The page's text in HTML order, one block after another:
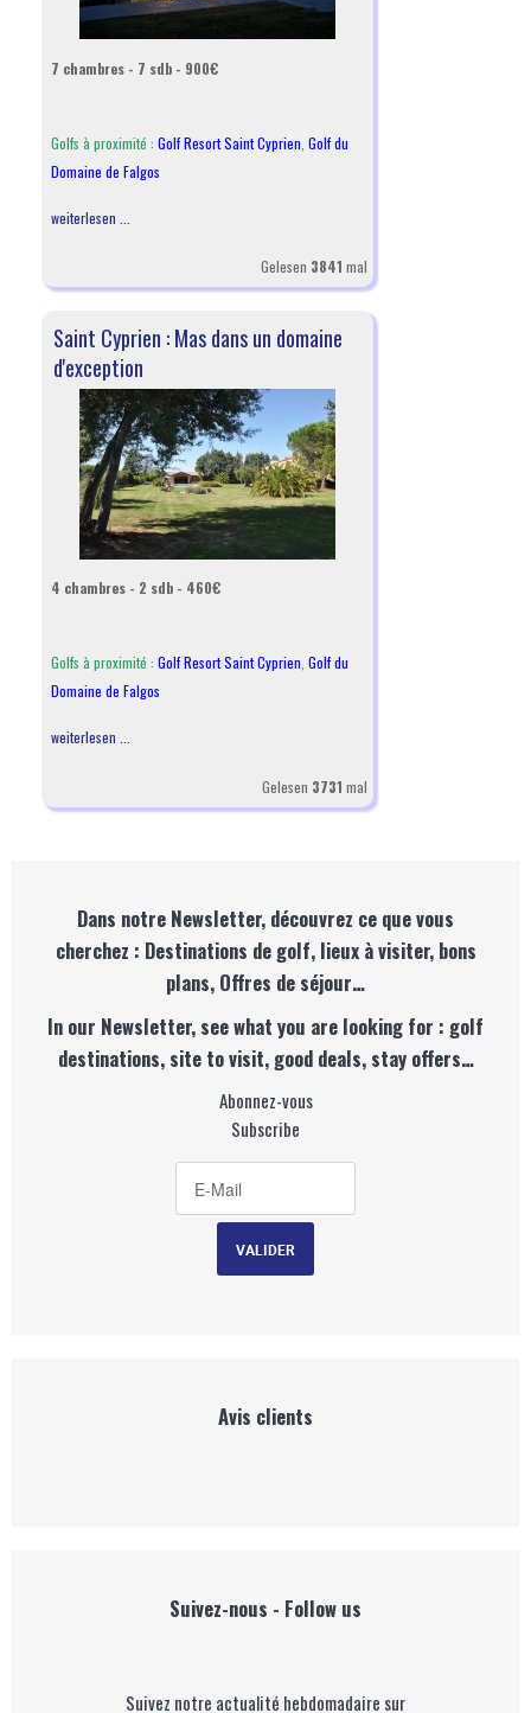
7 chambres - 7 sdb - 900€
Golfs à proximité : Golf Resort Saint Cyprien Golf du
Domaine de Falgos
weiterlesen ...
Gelesen 3841 mal
Saint Cyprien : Mas dans un domaine
d'exception
4 chambres - 2 sdb - 460€
Golfs à proximité : Golf Resort Saint Cyprien Golf du
Domaine de Falgos
weiterlesen ...
Gelesen 3731 mal
Dans notre Newsletter, découvrez ce que vous
cherchez : Destinations de golf, lieux à visiter, bons
plans, Offres de séjour…
In our Newsletter, see what you are looking for : golf
destinations, site to visit, good deals, stay offers…
Abonnez-vous
Subscribe
Avis clients
Suivez-nous - Follow us
Suivez notre actualité hebdomadaire sur